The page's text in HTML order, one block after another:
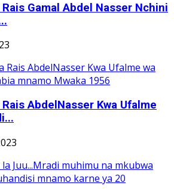
Rais Gamal Abdel Nasser Nchini
AbdelNasser Kwa Ufalme